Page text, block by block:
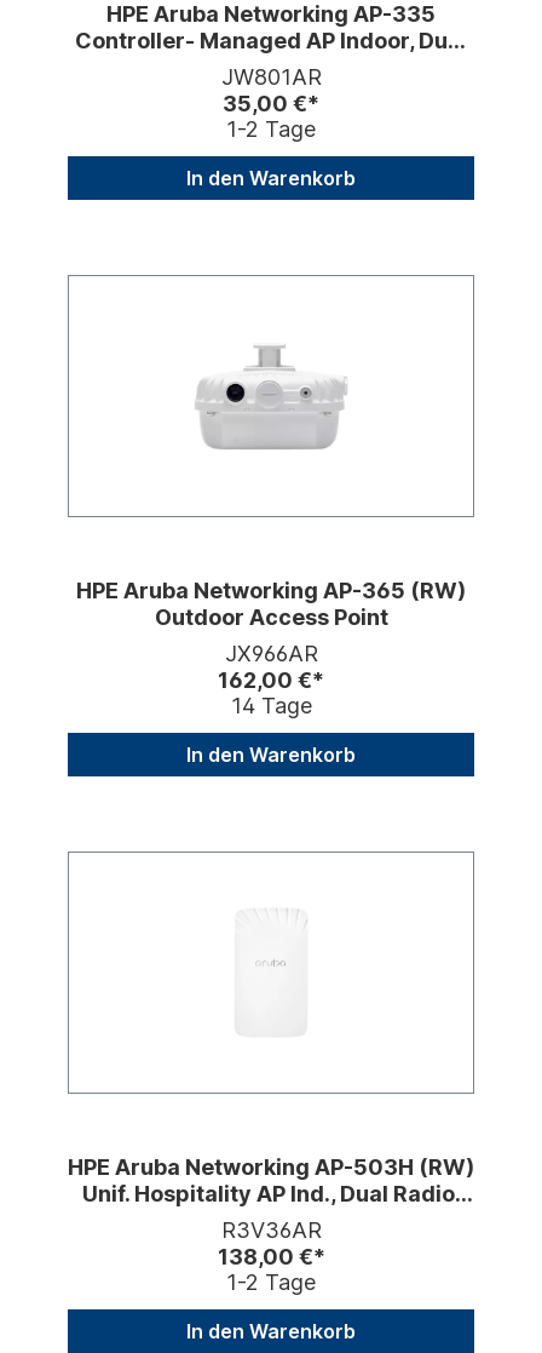
HPE Aruba Networking AP-335
Controller- Managed AP Indoor, Dual
Radio, WiFi 6
JW801AR
35,00 €*
1-2 Tage
In den Warenkorb
HPE Aruba Networking AP-365 (RW)
Outdoor Access Point
JX966AR
162,00 €*
14 Tage
In den Warenkorb
HPE Aruba Networking AP-503H (RW)
Unif. Hospitality AP Ind., Dual Radio,
WiFi 6
R3V36AR
138,00 €*
1-2 Tage
In den Warenkorb